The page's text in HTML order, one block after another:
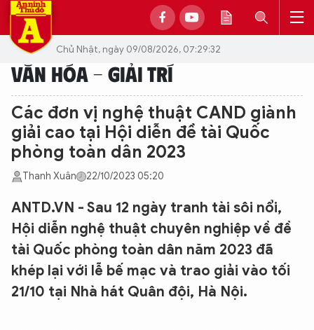
Chủ Nhật, ngày 09/08/2026, 07:29:32
VĂN HÓA - GIẢI TRÍ
Các đơn vị nghệ thuật CAND giành
giải cao tại Hội diễn đề tài Quốc
phòng toàn dân 2023
Thanh Xuân 22/10/2023 05:20
ANTD.VN - Sau 12 ngày tranh tài sôi nổi,
Hội diễn nghệ thuật chuyên nghiệp về đề
tài Quốc phòng toàn dân năm 2023 đã
khép lại với lễ bế mạc và trao giải vào tối
21/10 tại Nhà hát Quân đội, Hà Nội.